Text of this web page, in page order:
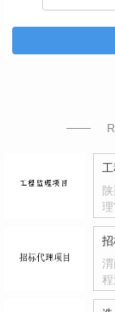
理